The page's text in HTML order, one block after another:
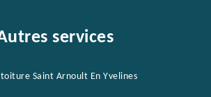
services
Saint Arnoult En Yvelines